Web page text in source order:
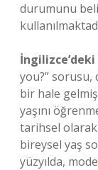
durumunu
İngilizce’deki
you?” sorusu,
bir hale
yaşını
tarihsel olarak
bireysel yaş
yüzyılda,